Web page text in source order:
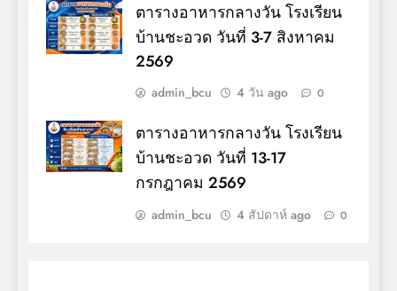
ตารางอาหารกลางวัน โรงเรียน
บ้านชะอวด วันที่ 3-7 สิงหาคม
2569
admin_bcu 4 วัน ago 0
ตารางอาหารกลางวัน โรงเรียน
บ้านชะอวด วันที่ 13-17
กรกฎาคม 2569
admin_bcu 4 สัปดาห์ ago 0